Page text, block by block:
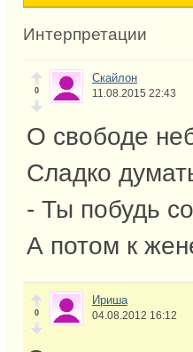
Интерпретации
0
Скайлон
11.08.2015 22:43
О свободе
Сладко
- Ты побудь
А потом к
0
Ириша
04.08.2012 16:12